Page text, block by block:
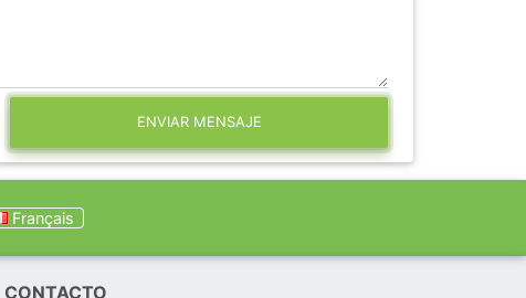
ENVIAR MENSAJE
Français
CONTACTO